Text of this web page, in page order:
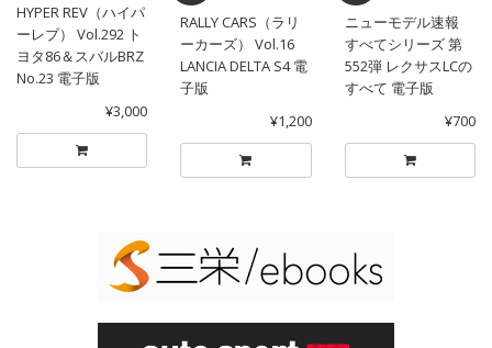
HYPER REV（ハイパ
ーレブ） Vol.292 ト
ヨタ86＆スバルBRZ
No.23 電子版
¥3,000
RALLY CARS（ラリ
ーカーズ） Vol.16
LANCIA DELTA S4 電
子版
¥1,200
ニューモデル速報
すべてシリーズ 第
552弾 レクサスLCの
すべて 電子版
¥700